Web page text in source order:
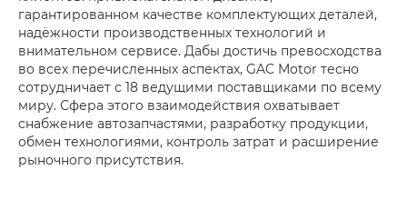
гарантированном качестве комплектующих деталей,
надёжности производственных технологий и
внимательном сервисе. Дабы достичь превосходства
во всех перечисленных аспектах, GAC Motor тесно
сотрудничает с 18 ведущими поставщиками по всему
миру. Сфера этого взаимодействия охватывает
снабжение автозапчастями, разработку продукции,
обмен технологиями, контроль затрат и расширение
рыночного присутствия.